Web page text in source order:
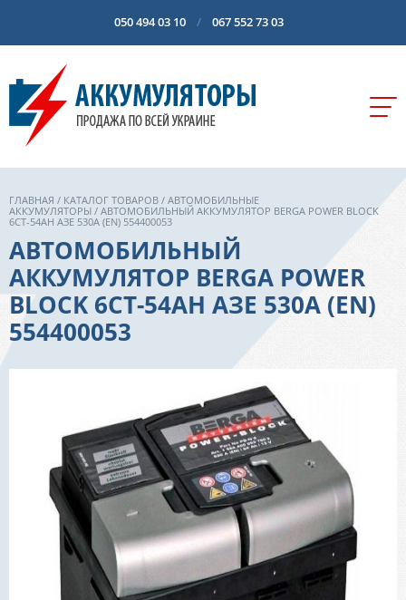
050 494 03 10 067 552 73 03
ГЛАВНАЯ / КАТАЛОГ ТОВАРОВ / АВТОМОБИЛЬНЫЕ
АККУМУЛЯТОРЫ / АВТОМОБИЛЬНЫЙ АККУМУЛЯТОР BERGA POWER BLOCK
6СТ-54AH АЗЕ 530A (EN) 554400053
АВТОМОБИЛЬНЫЙ
АККУМУЛЯТОР BERGA POWER
BLOCK 6СТ-54AH АЗЕ 530A (EN)
554400053